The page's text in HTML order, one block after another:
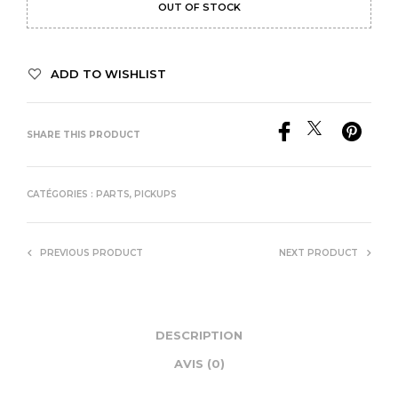
OUT OF STOCK
ADD TO WISHLIST
SHARE THIS PRODUCT
CATÉGORIES : PARTS, PICKUPS
PREVIOUS PRODUCT NEXT PRODUCT
DESCRIPTION
AVIS (0)